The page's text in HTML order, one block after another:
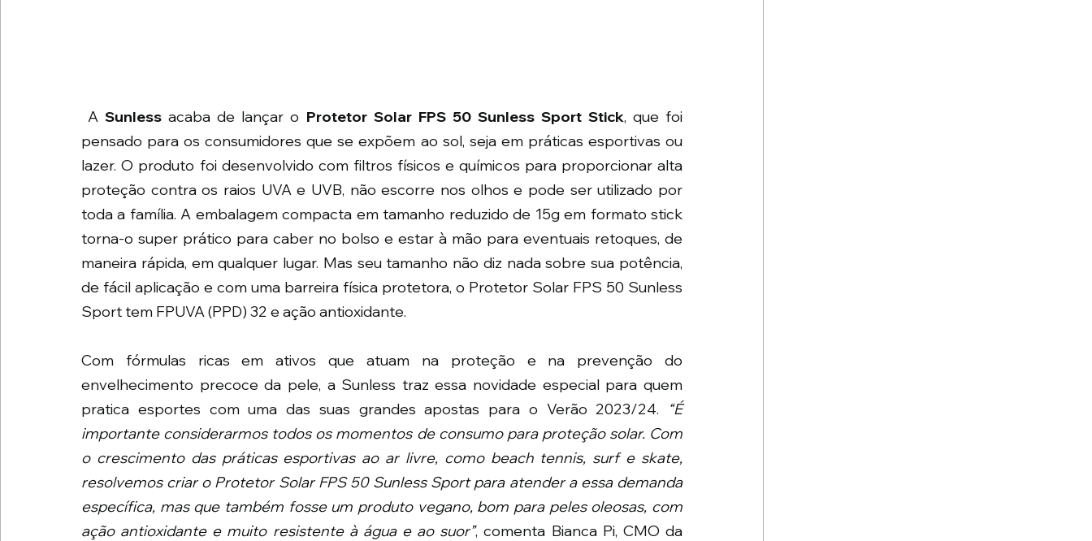
A Sunless acaba de lançar o Protetor Solar FPS 50 Sunless Sport Stick, que foi
pensado para os consumidores que se expõem ao sol, seja em práticas esportivas ou
lazer. O produto foi desenvolvido com filtros físicos e químicos para proporcionar alta
proteção contra os raios UVA e UVB, não escorre nos olhos e pode ser utilizado por
toda a família. A embalagem compacta em tamanho reduzido de 15g em formato stick
torna-o super prático para caber no bolso e estar à mão para eventuais retoques, de
maneira rápida, em qualquer lugar. Mas seu tamanho não diz nada sobre sua potência,
de fácil aplicação e com uma barreira física protetora, o Protetor Solar FPS 50 Sunless
Sport tem FPUVA (PPD) 32 e ação antioxidante.
Com fórmulas ricas em ativos que atuam na proteção e na prevenção do
envelhecimento precoce da pele, a Sunless traz essa novidade especial para quem
pratica esportes com uma das suas grandes apostas para o Verão 2023/24.
“É
importante considerarmos todos os momentos de consumo para proteção solar. Com
o crescimento das práticas esportivas ao ar livre, como beach tennis, surf e skate,
resolvemos criar o Protetor Solar FPS 50 Sunless Sport para atender a essa demanda
específica, mas que também fosse um produto vegano, bom para peles oleosas, com
ação antioxidante e muito resistente à água e ao suor”, comenta Bianca Pi, CMO da